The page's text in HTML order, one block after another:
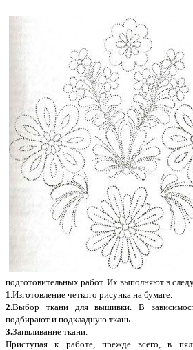
подготовительных работ. Их выполняют в
1 .Изготовление четкого рисунка на бумаге.
2.Выбор ткани для вышивки. В
подбирают и подкладную ткань.
3.Запяливание ткани.
Приступая к работе, прежде всего, в